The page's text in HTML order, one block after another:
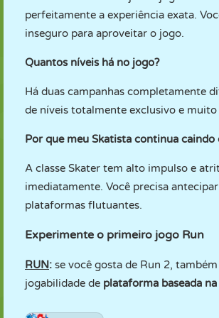
perfeitamente a experiência exata.
inseguro para aproveitar o jogo.
Quantos níveis há no jogo?
Há duas campanhas completamente
de níveis totalmente exclusivo e
Por que meu Skatista continua caindo
A classe Skater tem alto impulso e
imediatamente. Você precisa
plataformas flutuantes.
Experimente o primeiro jogo Run
RUN: se você gosta de Run 2,
jogabilidade de plataforma baseada